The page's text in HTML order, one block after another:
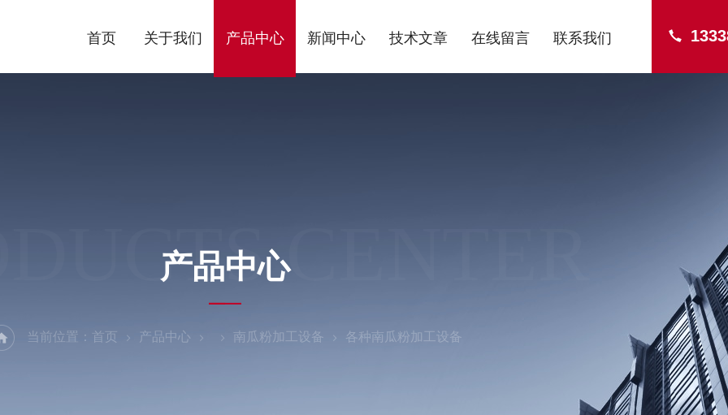
首页 关于我们 产品中心 新闻中心 技术文章 在线留言 联系我们
CENTER
产品中心
当前位置： 首页 产品中心 南瓜粉加工设备 各种南瓜粉加工设备